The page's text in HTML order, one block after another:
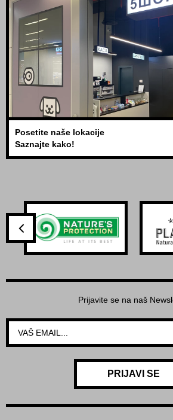
Posetite naše lokacije
Saznajte kako!
Prijavite se na naš
PRIJAVI SE